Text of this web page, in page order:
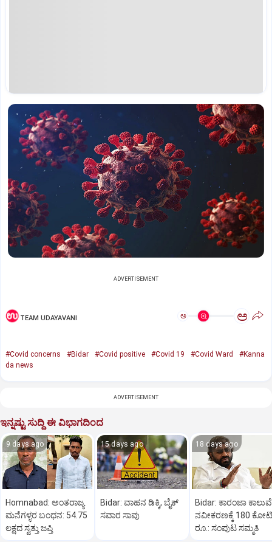
ADVERTISEMENT
TEAM UDAYAVANI ಅ ಅ
#Covid concerns #Bidar #Covid positive #Covid 19 #Covid Ward
#Kanna
da news
ADVERTISEMENT
ಇನ್ನಷ್ಟು ಸುದ್ದಿ ಈ ವಿಭಾಗದಿಂದ
9 days ago
Homnabad: ಅಂತರಾಜ್ಯ
ಮನೆಗಳ್ಳರ ಬಂಧನ: 54.75
ಲಕ್ಷದ ಸ್ವತ್ತು ಜಪ್ತಿ
15 days ago
Bidar: ವಾಹನ ಡಿಕ್ಕಿ, ಬೈಕ್
ಸವಾರ ಸಾವು
18 days ago
Bidar: ಕಾರಂಜಾ ಕಾಲುವೆ
ನವೀಕರಣಕ್ಕೆ 180 ಕೋಟಿ
ರೂ.: ಸಂಪುಟ ಸಮ್ಮತಿ